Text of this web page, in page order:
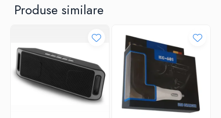
Produse similare